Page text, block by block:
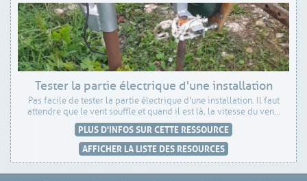
Tester la partie électrique d'une installation
Pas facile de tester la partie électrique d'une installation. Il faut
attendre que le vent souffle et quand il est là, la vitesse du ven...
PLUS D'INFOS SUR CETTE RESSOURCE
AFFICHER LA LISTE DES RESOURCES